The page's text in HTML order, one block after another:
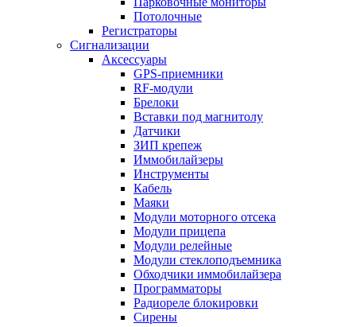
Потолочные
Регистраторы
Сигнализации
Аксессуары
GPS-приемники
RF-модули
Брелоки
Вставки под магнитолу
Датчики
ЗИП крепеж
Иммобилайзеры
Инструменты
Кабель
Маяки
Модули моторного отсека
Модули прицепа
Модули релейные
Модули стеклоподъемника
Обходчики иммобилайзера
Программаторы
Радиореле блокировки
Сирены